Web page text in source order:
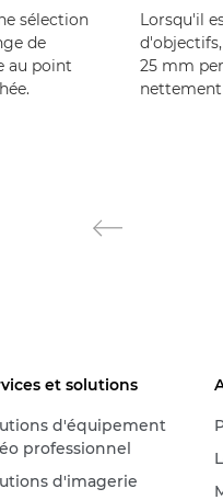
sélection
de
au point
Lorsqu'il
25 mm
nettement
et solutions
d'équipement
professionnel
d'imagerie